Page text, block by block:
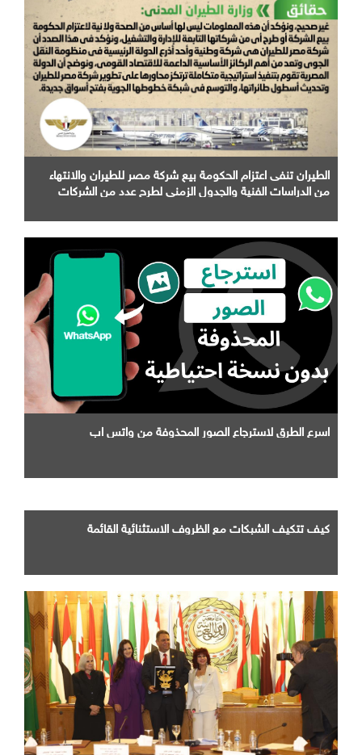
الطيران تنفى اعتزام الحكومة بيع شركة مصر للطيران والانتهاء
من الدراسات الفنية والجدول الزمني لطرح عدد من الشركات
اسرع الطرق لاسترجاع الصور المحذوفة من واتس اب
كيف تتكيف الشبكات مع الظروف الاستثنائية القائمة